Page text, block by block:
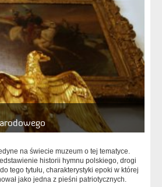
na świecie muzeum o tej tematyce.
historii hymnu polskiego, drogi
tego tytułu, charakterystyki epoki w której
jako jedna z pieśni patriotycznych.